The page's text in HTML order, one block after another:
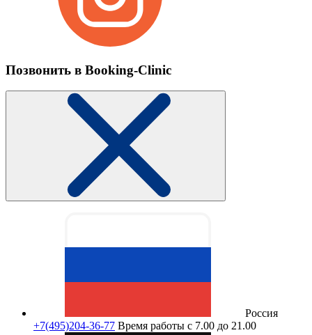
Позвонить в Booking-Clinic
Россия
+7(495)204-36-77 Время работы с 7.00 до 21.00